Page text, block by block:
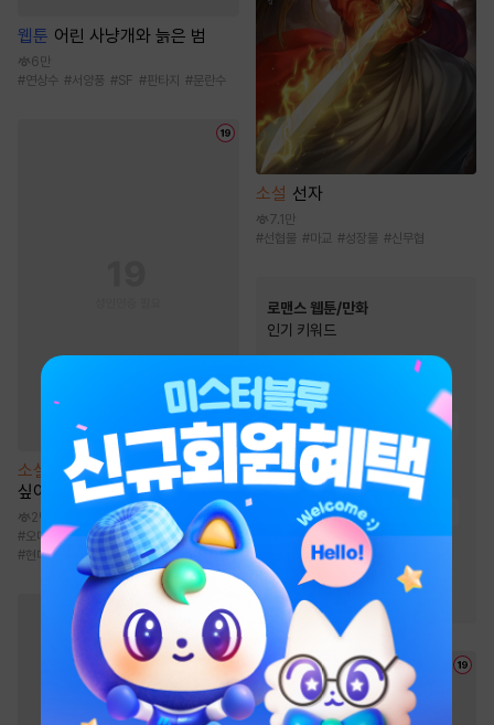
웹툰 어린 사냥개와 늙은 범
6만
#연상수 #서양풍 #SF #판타지 #문란수
소설
[BL] 너에게서 벗어나고
싶어 [단행본]
2만
#오메가버스 #원나잇 #상처공 # 할리킹
#현대물
소설 선자
7.1만
#선협물 #마교 #성장물 #신무협
로맨스 웹툰/만화
인기 키워드
#트라우마
#성장물 #서양풍
짝사랑
# 친구>연인 # 동거
#역사/시대물 #힐링물
다정남 #직진녀
첫사랑 # 계약관계
#
현대물 재벌남 #친구
#능글남